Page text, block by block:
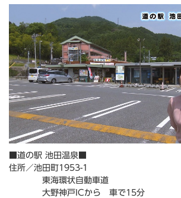
■道の駅 池田温泉■
住所／池田町1953-1
東海環状自動車道
大野神戸ICから 車で15分